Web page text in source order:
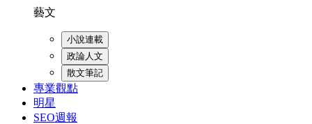
藝文
小說連載
政論人文
散文筆記
專業觀點
明星
SEO週報